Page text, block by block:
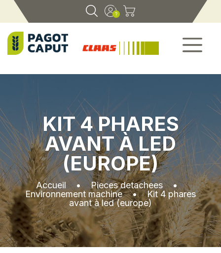
KIT 4 PHARES
AVANT À LED
(EUROPE)
Accueil•Pieces detachees•
Environnement machine•Kit 4 phares
avant à led (europe)